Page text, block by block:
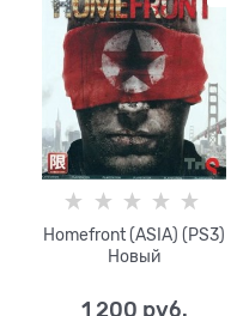
Homefront (ASIA) (PS3)
Новый
1 200 руб.